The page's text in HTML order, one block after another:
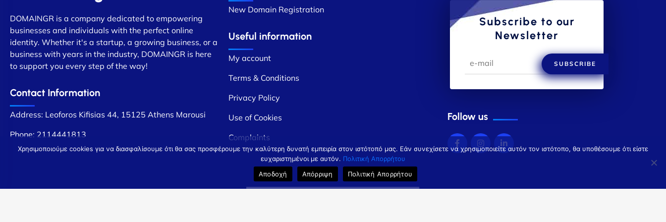
DOMAINGR is a company dedicated to empowering
businesses and individuals with the perfect online
identity. Whether it's a startup, a growing business, or a
business with years in the industry, DOMAINGR is here
to support you every step of the way!
Contact Information
Address: Leoforos Kifisias 44, 15125 Athens Marousi
Phone: 2114441813
New Domain Registration
Useful information
My account
Terms & Conditions
Privacy Policy
Use of Cookies
Complaints
Subscribe to our
Newsletter
SUBSCRIBE
Follow us
Χρησιμοποιούμε cookies για να διασφαλίσουμε ότι θα σας προσφέρουμε την καλύτερη δυνατή εμπειρία στον ιστότοπό μας. Εάν συνεχίσετε να χρησιμοποιείτε αυτόν τον ιστότοπο, θα υποθέσουμε ότι είστε
ευχαριστημένοι με αυτόν. Πολιτική Απορρήτου
Αποδοχή
Απόρριψη Πολιτική Απορρήτου